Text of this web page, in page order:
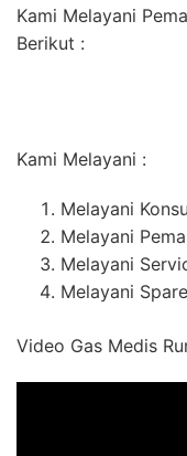
Kami Melayani
Berikut :
Kami Melayani :
Melayani
Melayani
Melayani
Melayani
Video Gas Medis